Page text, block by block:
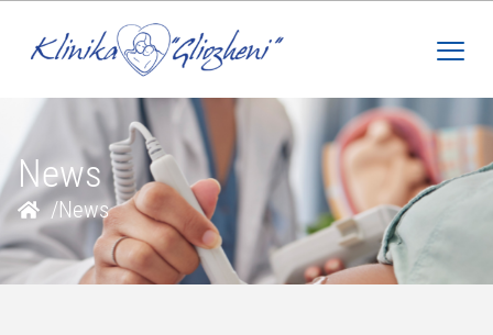
News
/News